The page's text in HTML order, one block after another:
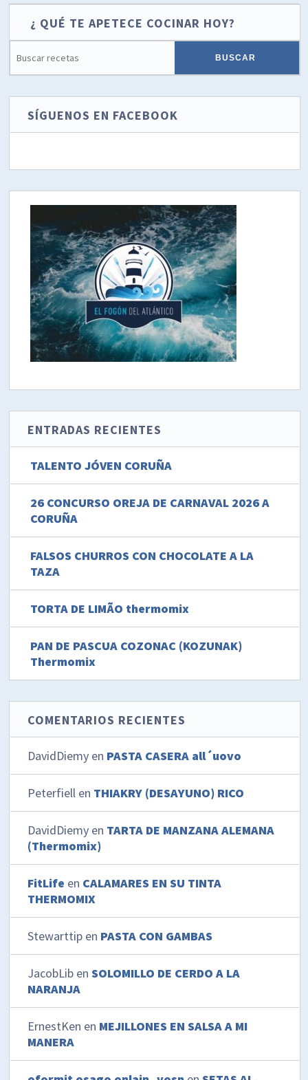
¿ QUÉ TE APETECE COCINAR HOY?
SÍGUENOS EN FACEBOOK
ENTRADAS RECIENTES
TALENTO JÓVEN CORUÑA
26 CONCURSO OREJA DE CARNAVAL 2026 A
CORUÑA
FALSOS CHURROS CON CHOCOLATE A LA
TAZA
TORTA DE LIMÃO thermomix
PAN DE PASCUA COZONAC (KOZUNAK)
Thermomix
COMENTARIOS RECIENTES
DavidDiemy en PASTA CASERA all´uovo
Peterfiell en THIAKRY (DESAYUNO) RICO
DavidDiemy en TARTA DE MANZANA ALEMANA
(Thermomix)
FitLife en CALAMARES EN SU TINTA
THERMOMIX
Stewarttip en PASTA CON GAMBAS
JacobLib enSOLOMILLO DE CERDO A LA
NARANJA
ErnestKen en MEJILLONES EN SALSA A MI
MANERA